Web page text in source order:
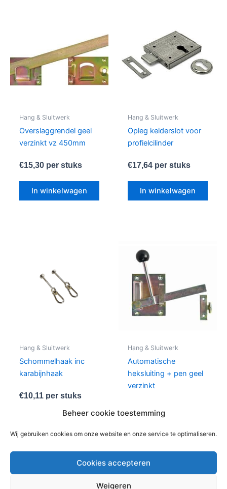
Beheer cookie toestemming
Wij gebruiken cookies om onze website en onze service te optimaliseren.
Cookies accepteren
Weigeren
Hang & Sluitwerk
Overslaggrendel geel
verzinkt vz 450mm
€15,30per stuks
In winkelwagen
Hang & Sluitwerk
Opleg kelderslot voor
profielcilinder
€17,64per stuks
In winkelwagen
Hang & Sluitwerk
Schommelhaak inc
karabijnhaak
€10,11per stuks
Hang & Sluitwerk
Automatische
heksluiting + pen geel
verzinkt
per stuks
In winkelwagen